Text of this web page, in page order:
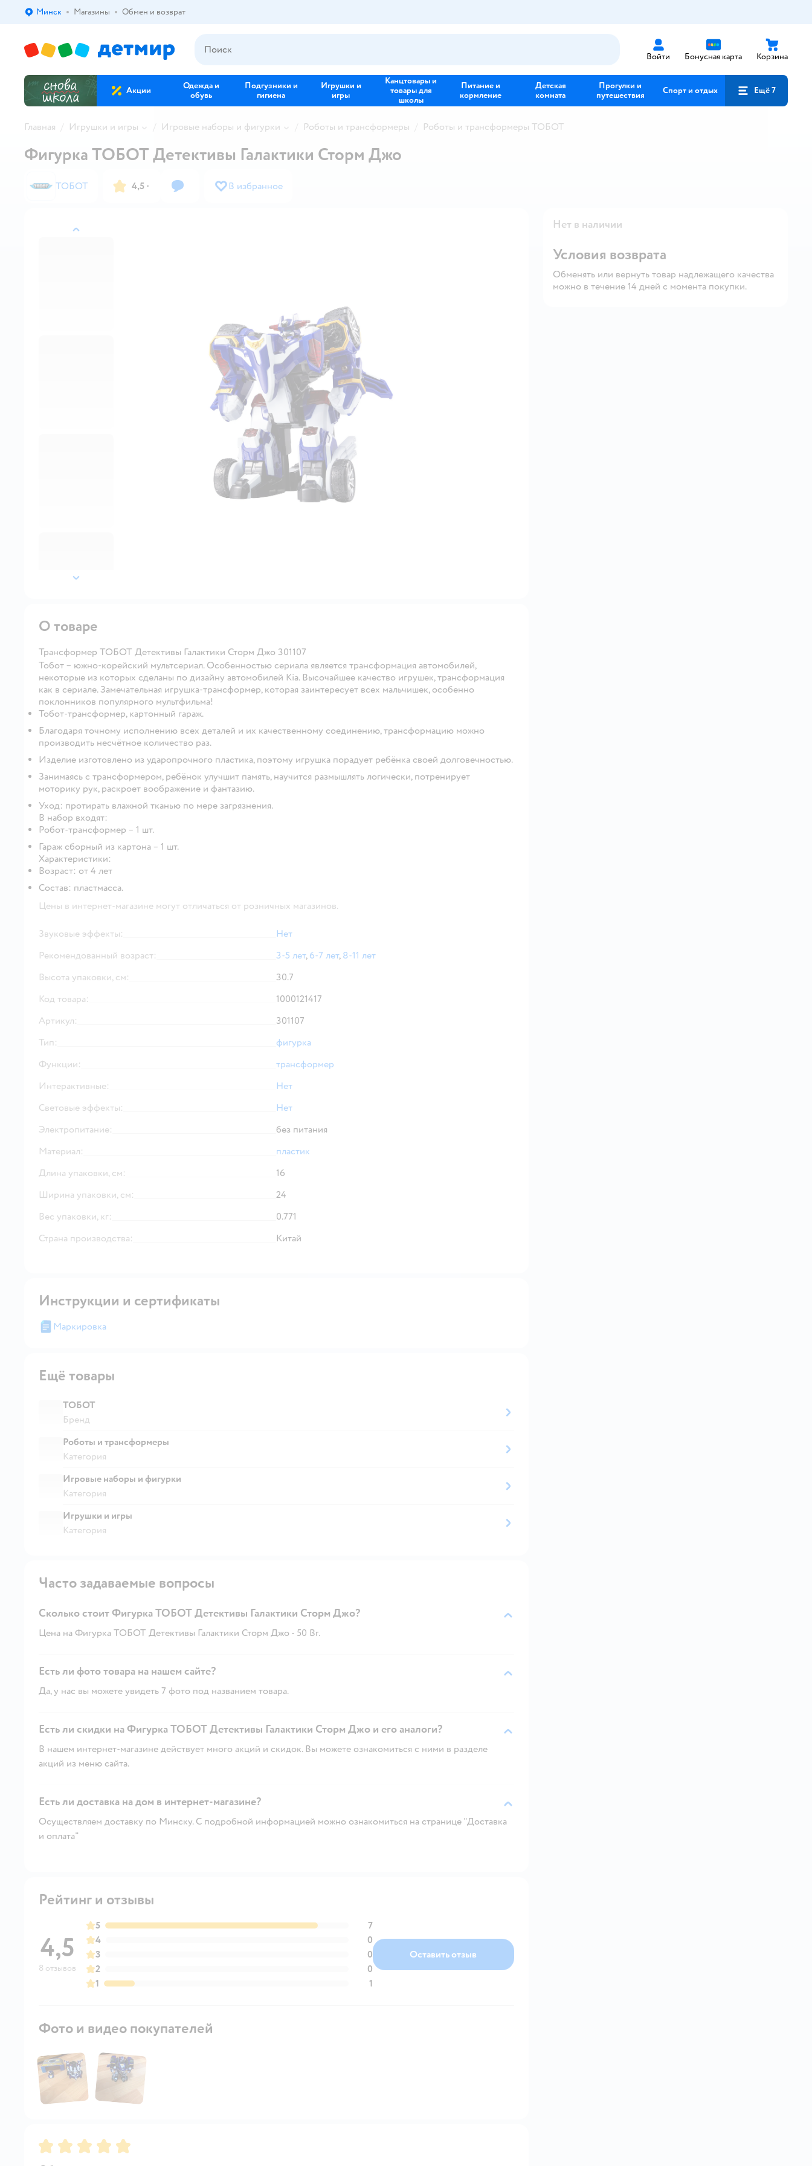
Выбор адреса доставки.
Минск Магазины Обмен и возврат
Войти Бонусная карта Корзина
Акции
Одежда и
обувь
Подгузники и
гигиена
Игрушки и
игры
Канцтовары и
товары для
школы
Питание и
кормление
Детская
комната
Прогулки и
путешествия
Спорт и отдых Ещё 7
Главная Игрушки и игры Игровые наборы и фигурки Роботы и трансформеры Роботы и трансформеры ТОБОТ
назад
далее
Фигурка ТОБОТ Детективы Галактики Сторм Джо
ТОБОТ 4,5 · В избранное
Нет в наличии
Условия возврата
Обменять или вернуть товар надлежащего качества
можно в течение 14 дней с момента покупки.
О товаре
Трансформер ТОБОТ Детективы Галактики Сторм Джо 301107
Тобот – южно-корейский мультсериал. Особенностью сериала является трансформация автомобилей,
некоторые из которых сделаны по дизайну автомобилей Kia. Высочайшее качество игрушек, трансформация
как в сериале. Замечательная игрушка-трансформер, которая заинтересует всех мальчишек, особенно
поклонников популярного мультфильма!
Тобот-трансформер, картонный гараж.
Благодаря точному исполнению всех деталей и их качественному соединению, трансформацию можно
производить несчётное количество раз.
Изделие изготовлено из ударопрочного пластика, поэтому игрушка порадует ребёнка своей долговечностью.
Занимаясь с трансформером, ребёнок улучшит память, научится размышлять логически, потренирует
моторику рук, раскроет воображение и фантазию.
Уход: протирать влажной тканью по мере загрязнения.
В набор входят:
Робот-трансформер – 1 шт.
Гараж сборный из картона – 1 шт.
Характеристики:
Возраст: от 4 лет
Состав: пластмасса.
Цены в интернет-магазине могут отличаться от розничных магазинов.
Звуковые эффекты:
Нет
Рекомендованный возраст:
3-5 лет, 6-7 лет, 8-11 лет
Высота упаковки, см:
30.7
Код товара:
1000121417
Артикул:
301107
Тип:
фигурка
Функции:
трансформер
Интерактивные:
Нет
Световые эффекты:
Нет
Электропитание:
без питания
Материал:
пластик
Длина упаковки, см:
16
Ширина упаковки, см:
24
Вес упаковки, кг:
0.771
Страна производства:
Китай
Инструкции и сертификаты
Маркировка
Ещё товары
ТОБОТ
Бренд
Роботы и трансформеры
Категория
Игровые наборы и фигурки
Категория
Игрушки и игры
Категория
Часто задаваемые вопросы
Сколько стоит Фигурка ТОБОТ Детективы Галактики Сторм Джо?
Цена на Фигурка ТОБОТ Детективы Галактики Сторм Джо - 50 Br.
Есть ли фото товара на нашем сайте?
Да, у нас вы можете увидеть 7 фото под названием товара.
Есть ли скидки на Фигурка ТОБОТ Детективы Галактики Сторм Джо и его аналоги?
В нашем интернет-магазине действует много акций и скидок. Вы можете ознакомиться с ними в разделе
акций из меню сайта.
Есть ли доставка на дом в интернет-магазине?
Осуществляем доставку по Минску. С подробной информацией можно ознакомиться на странице "Доставка
и оплата"
Рейтинг и отзывы
4,5
8 отзывов
5
7
4
0
3
0
2
0
1
1
Оставить отзыв
Фото и видео покупателей
Рейтинг:5